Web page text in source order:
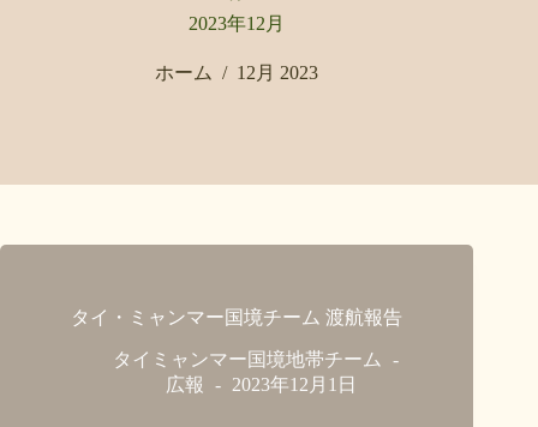
2023年12月
ホーム / 12月 2023
タイ・ミャンマー国境チーム 渡航報告
タイミャンマー国境地帯チーム
広報
2023年12月1日